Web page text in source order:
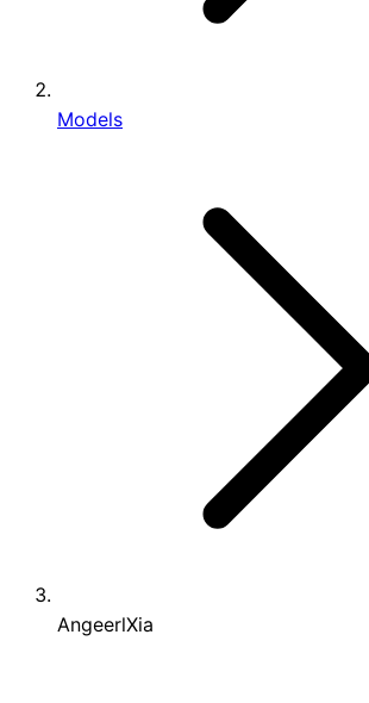
Models
AngeerlXia